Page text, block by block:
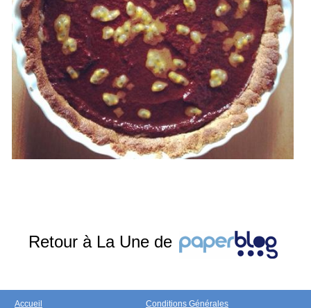
Retour à La Une de
Accueil Conditions Générales